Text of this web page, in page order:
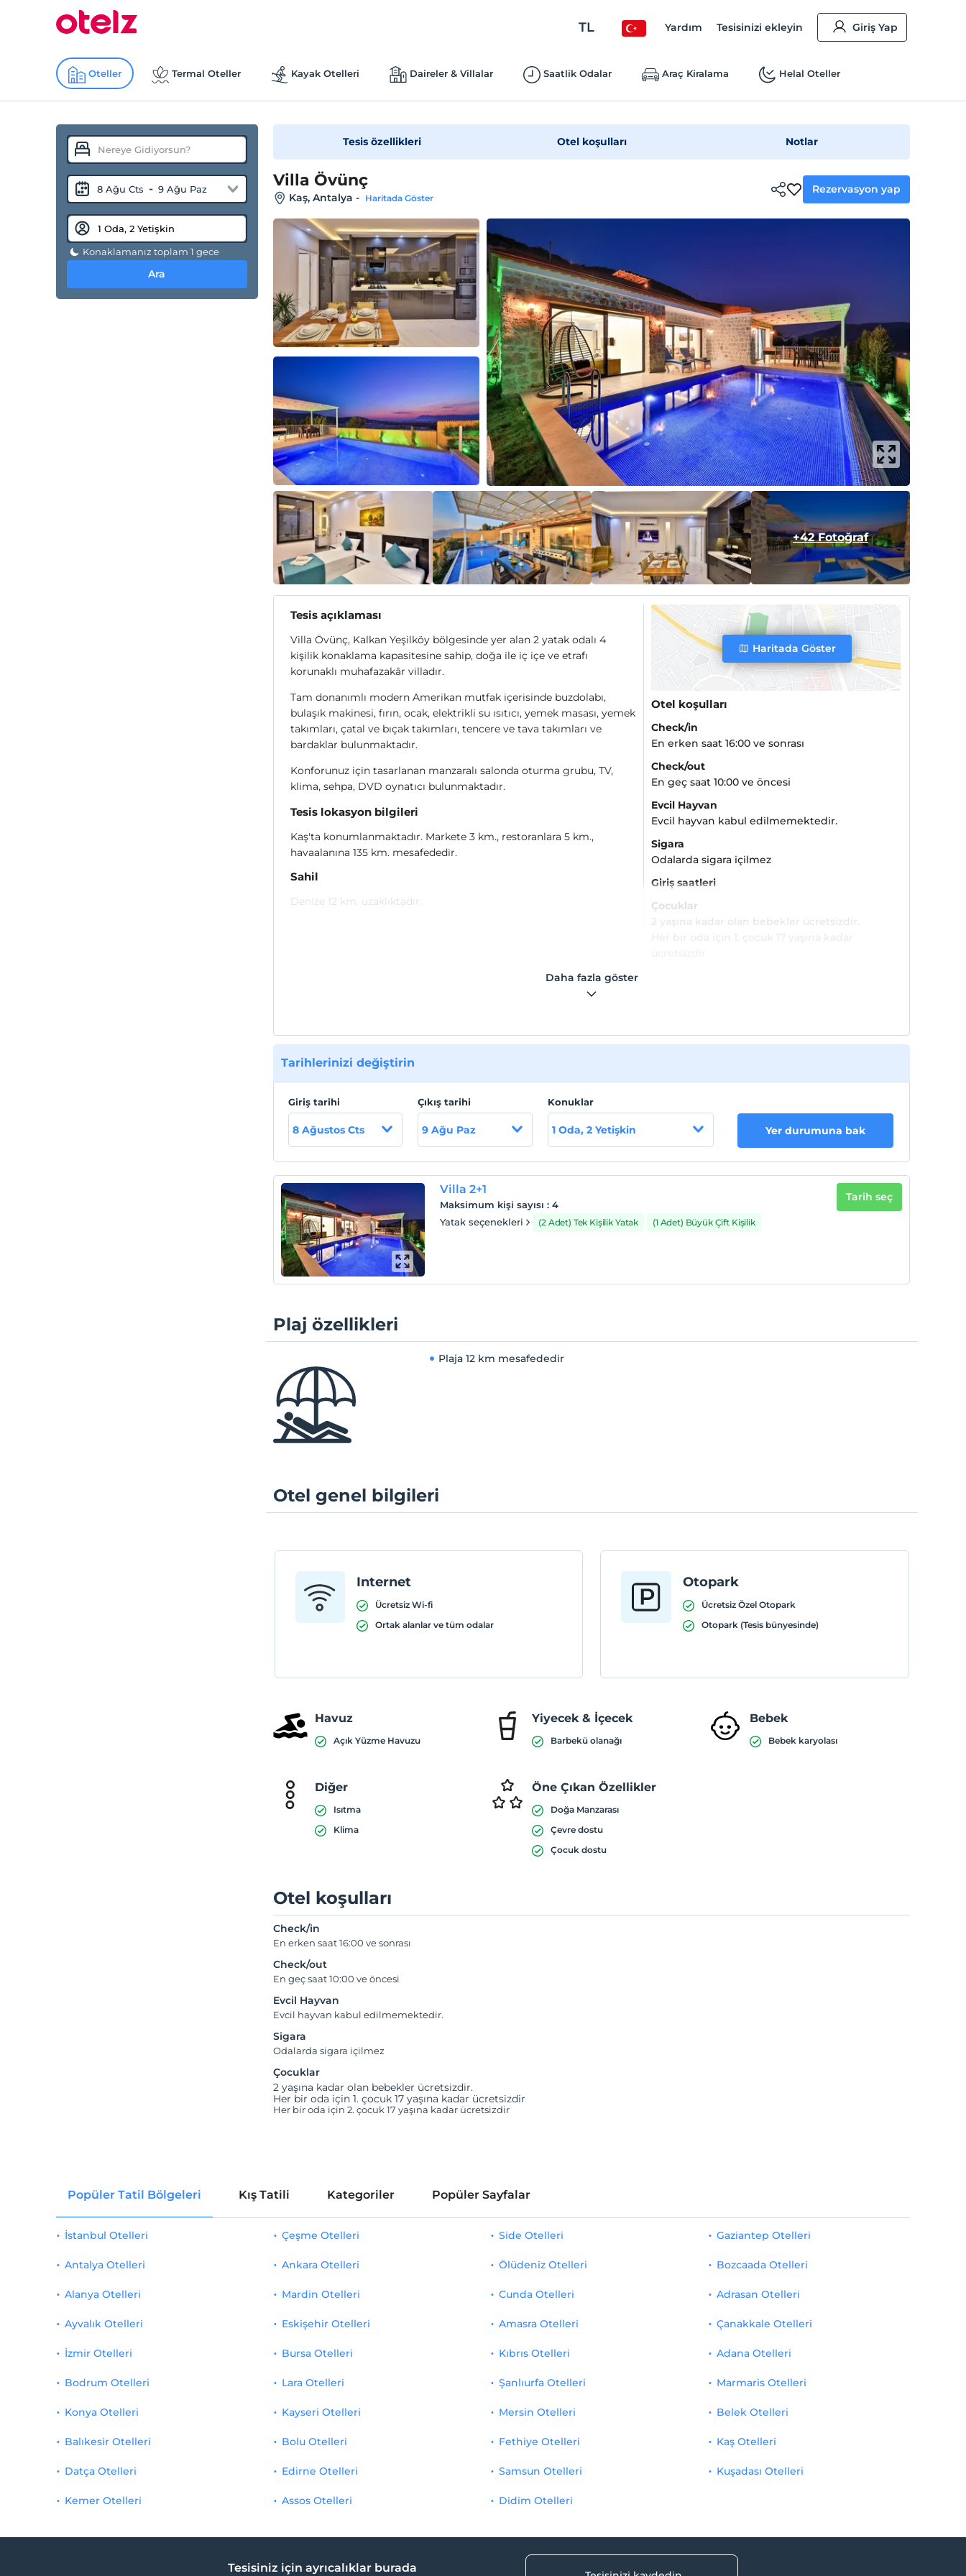
TL Yardım Tesisinizi ekleyin Giriş Yap
Oteller Termal Oteller Kayak Otelleri Daireler & Villalar Saatlik Odalar Araç Kiralama Helal Oteller
8 Ağu Cts - 9 Ağu Paz
Konaklamanız toplam 1 gece
Ara
Tesis özellikleri Otel koşulları Notlar
Villa Övünç
Kaş, Antalya - Haritada Göster
Rezervasyon yap
+42 Fotoğraf
Tesis açıklaması
Villa Övünç, Kalkan Yeşilköy bölgesinde yer alan 2 yatak odalı 4
kişilik konaklama kapasitesine sahip, doğa ile iç içe ve etrafı
korunaklı muhafazakâr villadır.
Tam donanımlı modern Amerikan mutfak içerisinde buzdolabı,
bulaşık makinesi, fırın, ocak, elektrikli su ısıtıcı, yemek masası, yemek
takımları, çatal ve bıçak takımları, tencere ve tava takımları ve
bardaklar bulunmaktadır.
Konforunuz için tasarlanan manzaralı salonda oturma grubu, TV,
klima, sehpa, DVD oynatıcı bulunmaktadır.
Tesis lokasyon bilgileri
Kaş'ta konumlanmaktadır. Markete 3 km., restoranlara 5 km.,
havaalanına 135 km. mesafededir.
Sahil
Denize 12 km. uzaklıktadır.
Haritada Göster
Otel koşulları
Check/in
En erken saat 16:00 ve sonrası
Check/out
En geç saat 10:00 ve öncesi
Evcil Hayvan
Evcil hayvan kabul edilmemektedir.
Sigara
Odalarda sigara içilmez
Giriş saatleri
Çocuklar
2 yaşına kadar olan bebekler ücretsizdir.
Daha fazla göster
Tarihlerinizi değiştirin
Giriş tarihi
8 Ağustos Cts
Çıkış tarihi
9 Ağu Paz
Konuklar
1 Oda, 2 Yetişkin Yer durumuna bak
Villa 2+1
Maksimum kişi sayısı :4
Yatak seçenekleri
(2 Adet) Tek Kişilik Yatak (1 Adet) Büyük Çift Kişilik
Tarih seç
Plaj özellikleri
Plaja 12 km mesafededir
Otel genel bilgileri
Internet
Ücretsiz Wi-fi
Ortak alanlar ve tüm odalar
Otopark
Ücretsiz Özel Otopark
Otopark (Tesis bünyesinde)
Havuz
Açık Yüzme Havuzu
Yiyecek & İçecek
Barbekü olanağı
Bebek
Bebek karyolası
Diğer
Isıtma
Klima
Öne Çıkan Özellikler
Doğa Manzarası
Çevre dostu
Çocuk dostu
Otel koşulları
Check/in
En erken saat 16:00 ve sonrası
Check/out
En geç saat 10:00 ve öncesi
Evcil Hayvan
Evcil hayvan kabul edilmemektedir.
Sigara
Odalarda sigara içilmez
Çocuklar
2 yaşına kadar olan bebekler ücretsizdir.
Her bir oda için 1. çocuk 17 yaşına kadar ücretsizdir
Her bir oda için 2. çocuk 17 yaşına kadar ücretsizdir
Popüler Tatil Bölgeleri Kış Tatili Kategoriler Popüler Sayfalar
İstanbul Otelleri
Antalya Otelleri
Alanya Otelleri
Ayvalık Otelleri
İzmir Otelleri
Çeşme Otelleri
Ankara Otelleri
Mardin Otelleri
Eskişehir Otelleri
Bursa Otelleri
Side Otelleri
Ölüdeniz Otelleri
Cunda Otelleri
Amasra Otelleri
Kıbrıs Otelleri
Gaziantep Otelleri
Bozcaada Otelleri
Adrasan Otelleri
Çanakkale Otelleri
Adana Otelleri
Bodrum Otelleri
Konya Otelleri
Balıkesir Otelleri
Datça Otelleri
Kemer Otelleri
Lara Otelleri
Kayseri Otelleri
Bolu Otelleri
Edirne Otelleri
Assos Otelleri
Şanlıurfa Otelleri
Mersin Otelleri
Fethiye Otelleri
Samsun Otelleri
Didim Otelleri
Marmaris Otelleri
Belek Otelleri
Kaş Otelleri
Kuşadası Otelleri
Tesisiniz için ayrıcalıklar burada